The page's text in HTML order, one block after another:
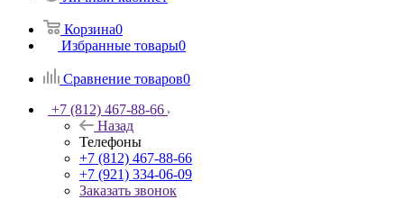
Корзина0
Избранные товары0
Сравнение товаров0
+7 (812) 467-88-66
Назад
Телефоны
+7 (812) 467-88-66
+7 (921) 334-06-09
Заказать звонок